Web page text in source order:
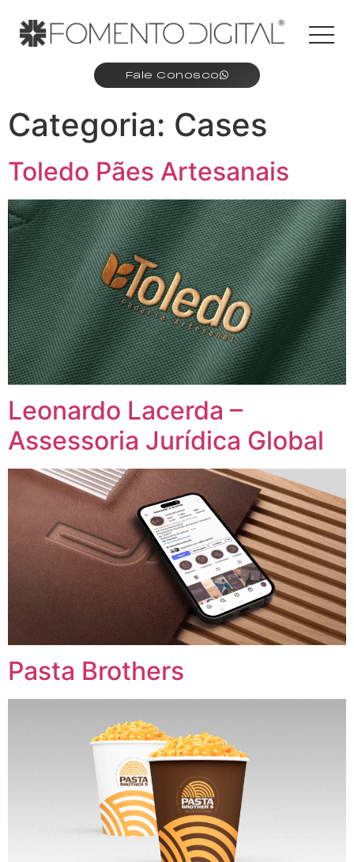
Fale Conosco
Categoria: Cases
Toledo Pães Artesanais
Leonardo Lacerda –
Assessoria Jurídica Global
Pasta Brothers